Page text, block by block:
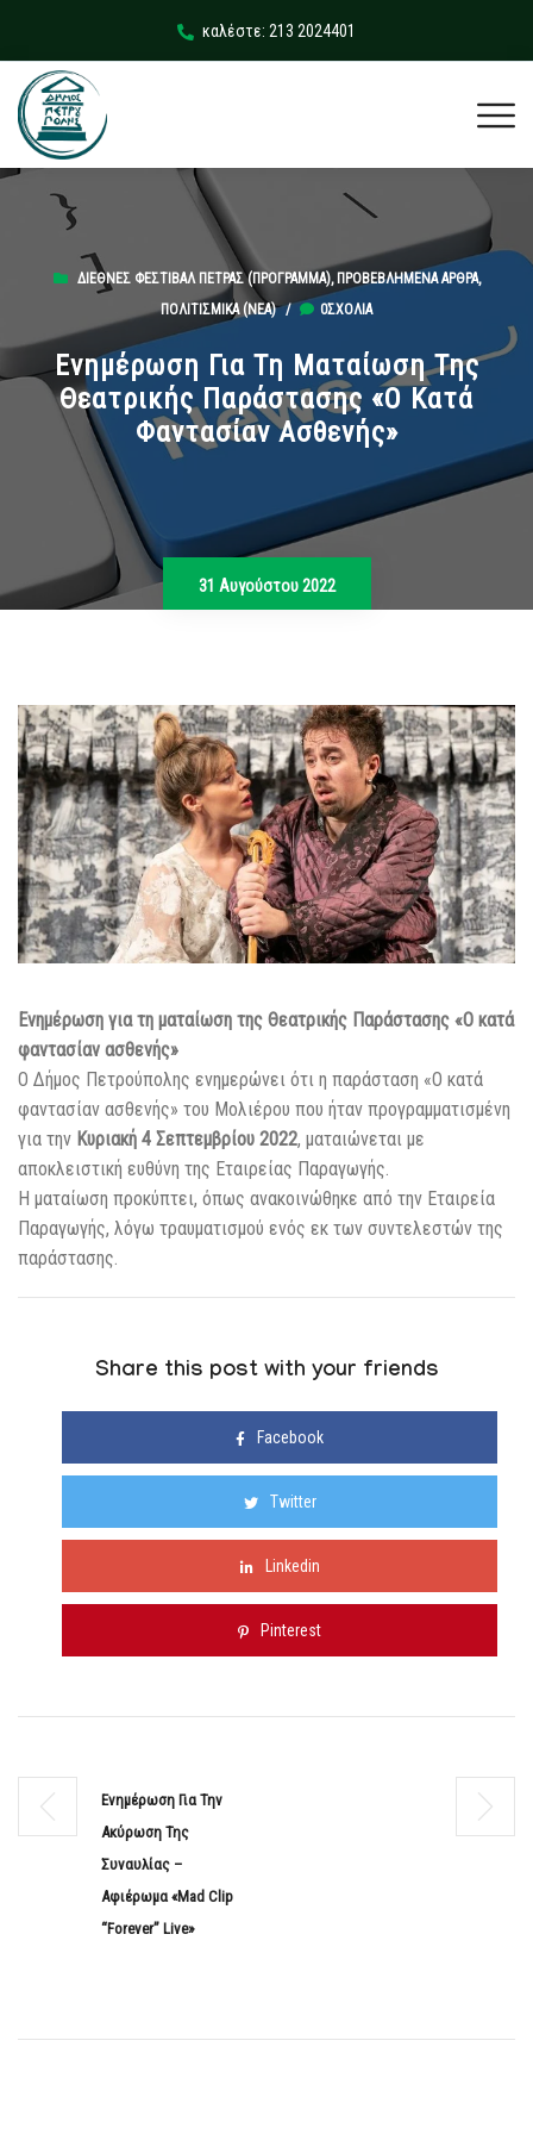
καλέστε: 213 2024401
ΔΙΕΘΝΈΣ ΦΕΣΤΙΒΆΛ ΠΈΤΡΑΣ (ΠΡΟΓΡΑΜΜΑ), ΠΡΟΒΕΒΛΗΜΈΝΑ ΆΡΘΡΑ,
ΠΟΛΙΤΙΣΜΙΚΆ (ΝΕΑ)/ 0ΣΧΌΛΙΑ
Ενημέρωση Για Τη Ματαίωση Της
Θεατρικής Παράστασης «Ο Κατά
Φαντασίαν Ασθενής»
31 Αυγούστου 2022
Ενημέρωση για τη ματαίωση της Θεατρικής Παράστασης «Ο κατά
φαντασίαν ασθενής»
Ο Δήμος Πετρούπολης ενημερώνει ότι η παράσταση «Ο κατά
φαντασίαν ασθενής» του Μολιέρου που ήταν προγραμματισμένη
για την Κυριακή 4 Σεπτεμβρίου 2022, ματαιώνεται με
αποκλειστική ευθύνη της Εταιρείας Παραγωγής.
Η ματαίωση προκύπτει, όπως ανακοινώθηκε από την Εταιρεία
Παραγωγής, λόγω τραυματισμού ενός εκ των συντελεστών της
παράστασης.
Share this post with your friends
Facebook
Twitter
Linkedin
Pinterest
Ενημέρωση Για Την
Ακύρωση Της
Συναυλίας –
Αφιέρωμα «Mad Clip
“Forever” Live»